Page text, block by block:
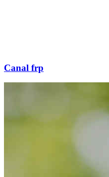
Canal frp